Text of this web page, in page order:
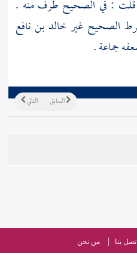
: في الصحيح طرف منه .
الصحيح غيرخالد بن نافع
جماعة .
التالي السابق
بنا من نحن